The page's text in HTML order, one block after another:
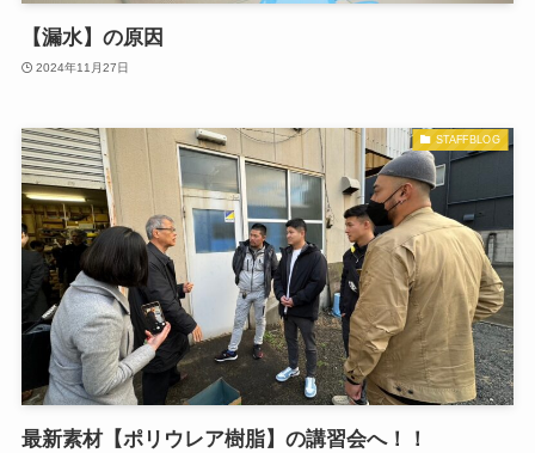
【漏水】の原因
2024年11月27日
STAFFBLOG
最新素材【ポリウレア樹脂】の講習会へ！！